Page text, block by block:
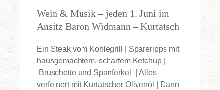
Wein & Musik – jeden 1. Juni im
Ansitz Baron Widmann – Kurtatsch
Ein Steak vom Kohlegrill | Spareripps mit
hausgemachtem, scharfem Ketchup |
Bruschette und Spanferkel | Alles
verfeinert mit Kurtatscher Olivenöl | Dann